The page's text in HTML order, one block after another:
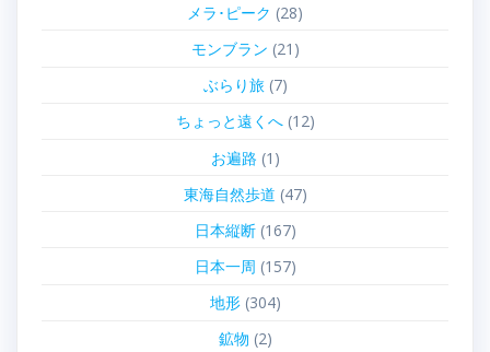
メラ･ピーク (28)
モンブラン (21)
ぶらり旅(7)
ちょっと遠くへ(12)
お遍路 (1)
東海自然歩道 (47)
日本縦断(167)
日本一周 (157)
地形(304)
鉱物 (2)